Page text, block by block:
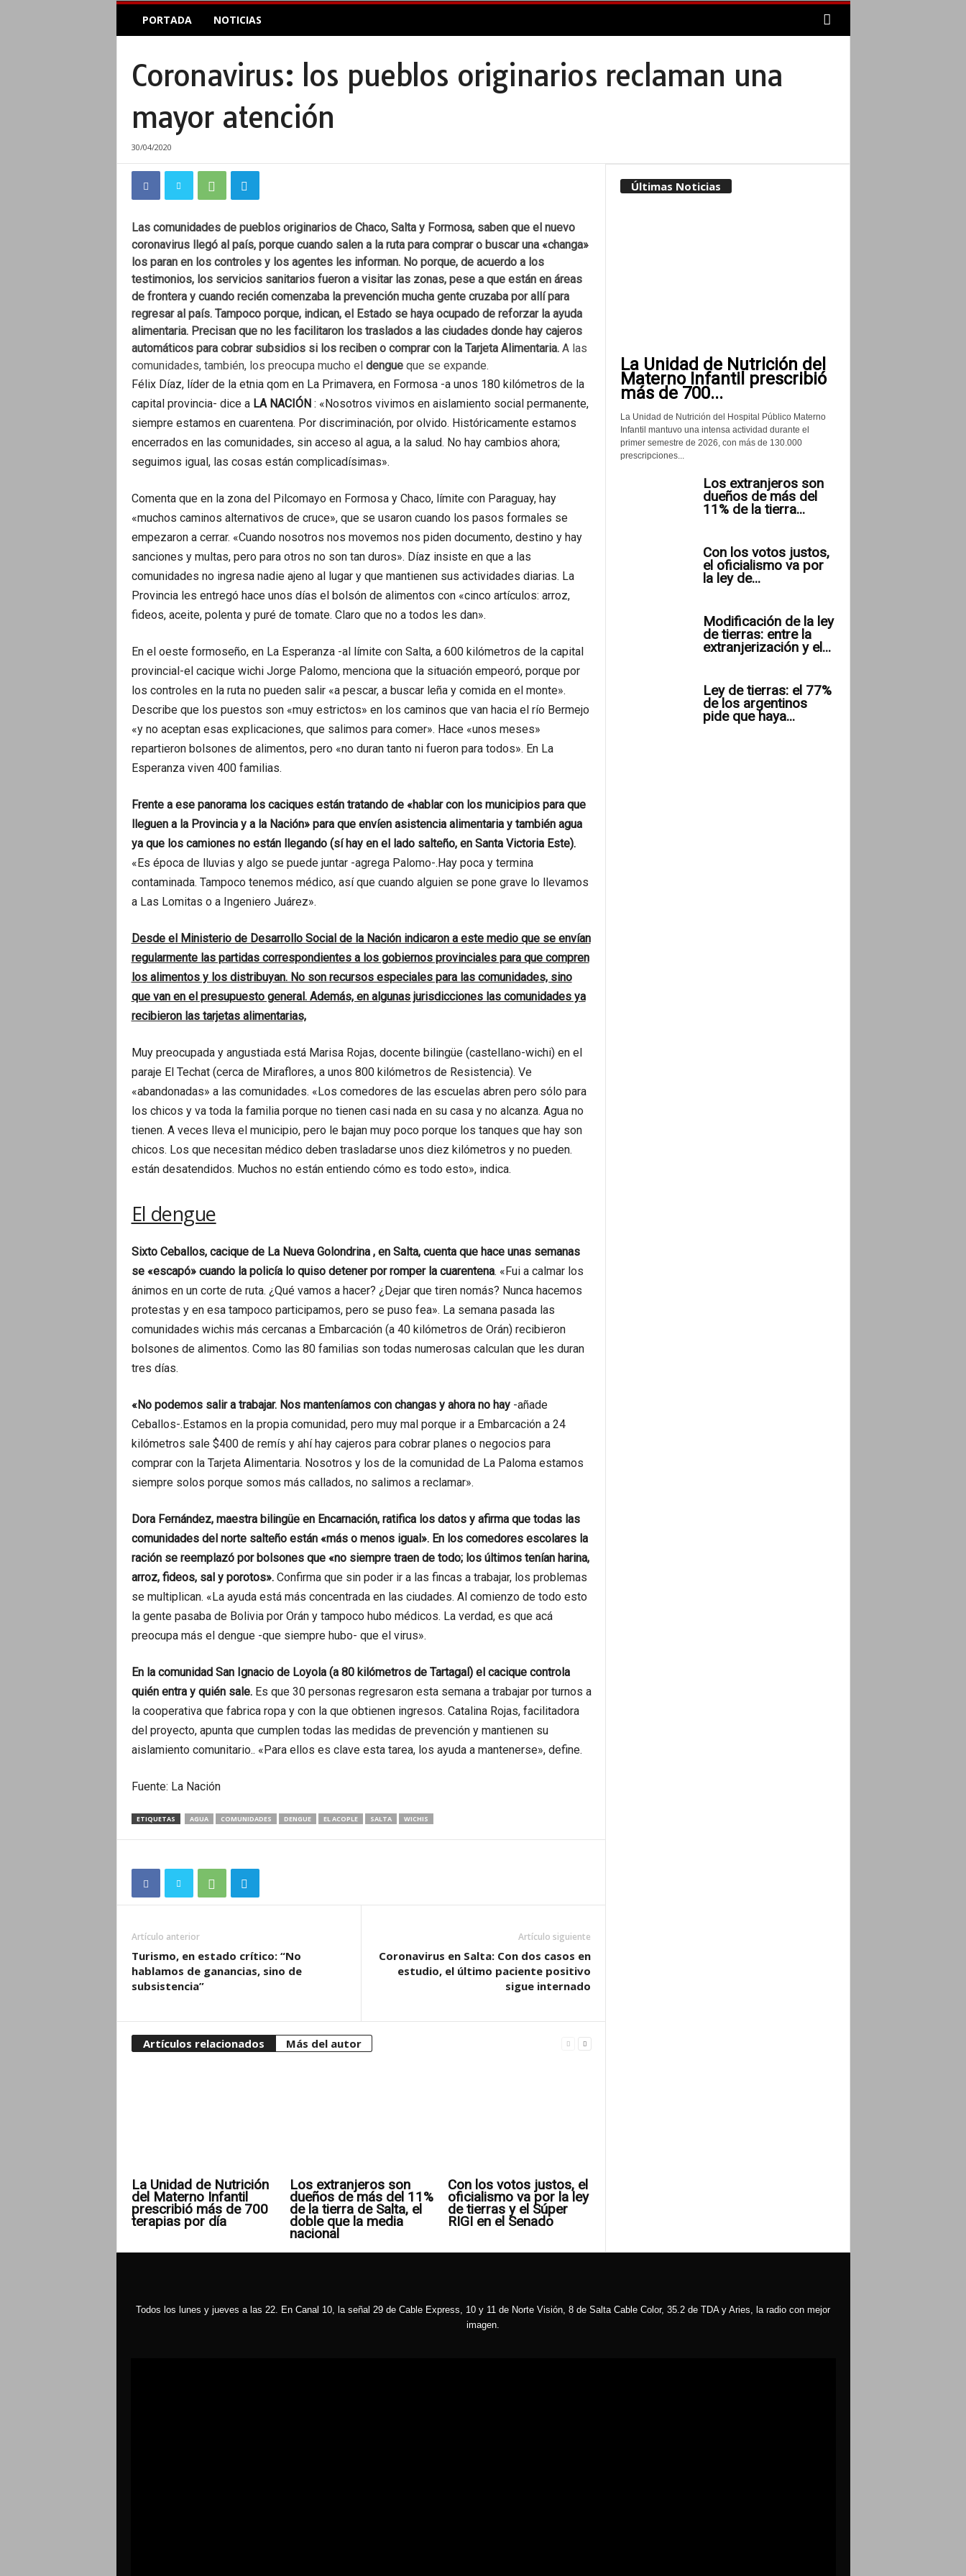
E
A
PORTADA NOTICIAS
Coronavirus: los pueblos originarios reclaman una
mayor atención
30/04/2020
Las comunidades de pueblos originarios de Chaco, Salta y Formosa, saben que el nuevo
coronavirus llegó al país, porque cuando salen a la ruta para comprar o buscar una «changa»
los paran en los controles y los agentes les informan. No porque, de acuerdo a los
testimonios, los servicios sanitarios fueron a visitar las zonas, pese a que están en áreas
de frontera y cuando recién comenzaba la prevención mucha gente cruzaba por allí para
regresar al país. Tampoco porque, indican, el Estado se haya ocupado de reforzar la ayuda
alimentaria. Precisan que no les facilitaron los traslados a las ciudades donde hay cajeros
automáticos para cobrar subsidios si los reciben o comprar con la Tarjeta Alimentaria.A las
comunidades, también, los preocupa mucho el dengue que se expande.
Félix Díaz, líder de la etnia qom en La Primavera, en Formosa -a unos 180 kilómetros de la
capital provincia- dice a LA NACIÓN : «Nosotros vivimos en aislamiento social permanente,
siempre estamos en cuarentena. Por discriminación, por olvido. Históricamente estamos
encerrados en las comunidades, sin acceso al agua, a la salud. No hay cambios ahora;
seguimos igual, las cosas están complicadísimas».
Comenta que en la zona del Pilcomayo en Formosa y Chaco, límite con Paraguay, hay
«muchos caminos alternativos de cruce», que se usaron cuando los pasos formales se
empezaron a cerrar. «Cuando nosotros nos movemos nos piden documento, destino y hay
sanciones y multas, pero para otros no son tan duros». Díaz insiste en que a las
comunidades no ingresa nadie ajeno al lugar y que mantienen sus actividades diarias. La
Provincia les entregó hace unos días el bolsón de alimentos con «cinco artículos: arroz,
fideos, aceite, polenta y puré de tomate. Claro que no a todos les dan».
En el oeste formoseño, en La Esperanza -al límite con Salta, a 600 kilómetros de la capital
provincial-el cacique wichi Jorge Palomo, menciona que la situación empeoró, porque por
los controles en la ruta no pueden salir «a pescar, a buscar leña y comida en el monte».
Describe que los puestos son «muy estrictos» en los caminos que van hacia el río Bermejo
«y no aceptan esas explicaciones, que salimos para comer». Hace «unos meses»
repartieron bolsones de alimentos, pero «no duran tanto ni fueron para todos». En La
Esperanza viven 400 familias.
Frente a ese panorama los caciques están tratando de «hablar con los municipios para que
lleguen a la Provincia y a la Nación» para que envíen asistencia alimentaria y también agua
ya que los camiones no están llegando (sí hay en el lado salteño, en Santa Victoria Este).
«Es época de lluvias y algo se puede juntar -agrega Palomo-.Hay poca y termina
contaminada. Tampoco tenemos médico, así que cuando alguien se pone grave lo llevamos
a Las Lomitas o a Ingeniero Juárez».
Desde el Ministerio de Desarrollo Social de la Nación indicaron a este medio que se envían
regularmente las partidas correspondientes a los gobiernos provinciales para que compren
los alimentos y los distribuyan. No son recursos especiales para las comunidades, sino
que van en el presupuesto general. Además, en algunas jurisdicciones las comunidades ya
recibieron las tarjetas alimentarias,
Muy preocupada y angustiada está Marisa Rojas, docente bilingüe (castellano-wichi) en el
paraje El Techat (cerca de Miraflores, a unos 800 kilómetros de Resistencia). Ve
«abandonadas» a las comunidades. «Los comedores de las escuelas abren pero sólo para
los chicos y va toda la familia porque no tienen casi nada en su casa y no alcanza. Agua no
tienen. A veces lleva el municipio, pero le bajan muy poco porque los tanques que hay son
chicos. Los que necesitan médico deben trasladarse unos diez kilómetros y no pueden.
están desatendidos. Muchos no están entiendo cómo es todo esto», indica.
El dengue
Sixto Ceballos, cacique de La Nueva Golondrina , en Salta, cuenta que hace unas semanas
se «escapó» cuando la policía lo quiso detener por romper la cuarentena. «Fui a calmar los
ánimos en un corte de ruta. ¿Qué vamos a hacer? ¿Dejar que tiren nomás? Nunca hacemos
protestas y en esa tampoco participamos, pero se puso fea». La semana pasada las
comunidades wichis más cercanas a Embarcación (a 40 kilómetros de Orán) recibieron
bolsones de alimentos. Como las 80 familias son todas numerosas calculan que les duran
tres días.
«No podemos salir a trabajar. Nos manteníamos con changas y ahora no hay-añade
Ceballos-.Estamos en la propia comunidad, pero muy mal porque ir a Embarcación a 24
kilómetros sale $400 de remís y ahí hay cajeros para cobrar planes o negocios para
comprar con la Tarjeta Alimentaria. Nosotros y los de la comunidad de La Paloma estamos
siempre solos porque somos más callados, no salimos a reclamar».
Dora Fernández, maestra bilingüe en Encarnación, ratifica los datos y afirma que todas las
comunidades del norte salteño están «más o menos igual». En los comedores escolares la
ración se reemplazó por bolsones que «no siempre traen de todo; los últimos tenían harina,
arroz, fideos, sal y porotos».Confirma que sin poder ir a las fincas a trabajar, los problemas
se multiplican. «La ayuda está más concentrada en las ciudades. Al comienzo de todo esto
la gente pasaba de Bolivia por Orán y tampoco hubo médicos. La verdad, es que acá
preocupa más el dengue -que siempre hubo- que el virus».
En la comunidad San Ignacio de Loyola (a 80 kilómetros de Tartagal) el cacique controla
quién entra y quién sale.Es que 30 personas regresaron esta semana a trabajar por turnos a
la cooperativa que fabrica ropa y con la que obtienen ingresos. Catalina Rojas, facilitadora
del proyecto, apunta que cumplen todas las medidas de prevención y mantienen su
aislamiento comunitario.. «Para ellos es clave esta tarea, los ayuda a mantenerse», define.
Fuente: La Nación
ETIQUETAS AGUA COMUNIDADES DENGUE EL ACOPLE SALTA WICHIS
Artículo anterior
Turismo, en estado crítico: “No
hablamos de ganancias, sino de
subsistencia”
Artículo siguiente
Coronavirus en Salta: Con dos casos en
estudio, el último paciente positivo
sigue internado
Artículos relacionados Más del autor
La Unidad de Nutrición
del Materno Infantil
prescribió más de 700
terapias por día
Los extranjeros son
dueños de más del 11%
de la tierra de Salta, el
doble que la media
nacional
Con los votos justos, el
oficialismo va por la ley
de tierras y el Súper
RIGI en el Senado
Últimas Noticias
La Unidad de Nutrición del
Materno Infantil prescribió
más de 700...
La Unidad de Nutrición del Hospital Público Materno
Infantil mantuvo una intensa actividad durante el
primer semestre de 2026, con más de 130.000
prescripciones...
Los extranjeros son
dueños de más del
11% de la tierra...
Con los votos justos,
el oficialismo va por
la ley de...
Modificación de la ley
de tierras: entre la
extranjerización y el...
Ley de tierras: el 77%
de los argentinos
pide que haya...
Todos los lunes y jueves a las 22. En Canal 10, la señal 29 de Cable Express, 10 y 11 de Norte Visión, 8 de Salta Cable Color, 35.2 de TDA y Aries, la radio con mejor
imagen.